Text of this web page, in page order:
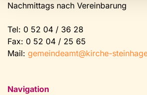
Nachmittags nach Vereinbarung
Tel: 0 52 04 / 36 28
Fax: 0 52 04 / 25 65
Mail: gemeindeamt@kirche-
Navigation